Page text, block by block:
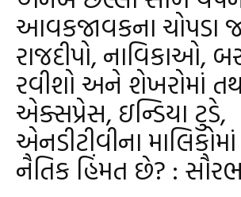
આવકજાવકના ચોપડા
રાજદીપો, નાવિકાઓ,
રવીશો અને શેખરોમાં
એક્સપ્રેસ, ઇન્ડિયા ટુડે,
એનડીટીવીના
નૈતિક હિંમત છે? :